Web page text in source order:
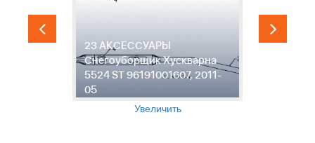
23 АКСЕССУАРЫ
Снегоуборщик Хускварна
5524 ST 96191001607, 2011-
05
Увеличить